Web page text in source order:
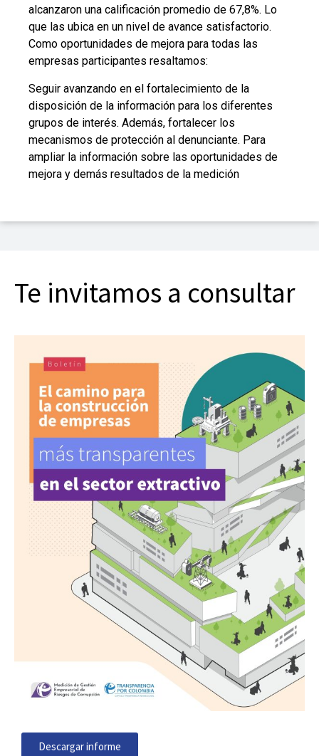
alcanzaron una calificación promedio de 67,8%. Lo
que las ubica en un nivel de avance satisfactorio.
Como oportunidades de mejora para todas las
empresas participantes resaltamos:
Seguir avanzando en el fortalecimiento de la
disposición de la información para los diferentes
grupos de interés. Además, fortalecer los
mecanismos de protección al denunciante. Para
ampliar la información sobre las oportunidades de
mejora y demás resultados de la medición
Te invitamos a consultar
Descargar informe